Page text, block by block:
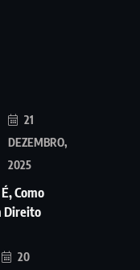
21
DEZEMBRO,
2025
Como
Direito
20